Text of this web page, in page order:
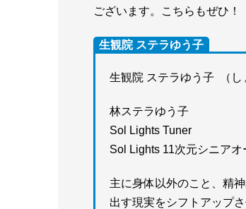
ございます。こちらもぜひ！
生観院 ステラゆう子
生観院 ステラゆう子 （し
林ステラゆう子
Sol Lights Tuner
Sol Lights 11次元シニアオ
主に⾝体以外のこと、精
出す現実をシフトアップ